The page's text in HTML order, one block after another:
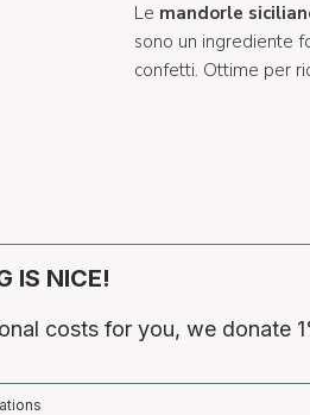
Le mandorle
sono un ingrediente
confetti. Ottime per
IS NICE!
costs for you, we donate